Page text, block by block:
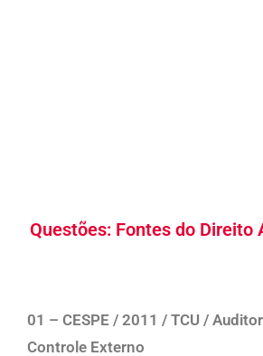
Questões: Fontes do Direito
01 – CESPE / 2011 / TCU /
Controle Externo